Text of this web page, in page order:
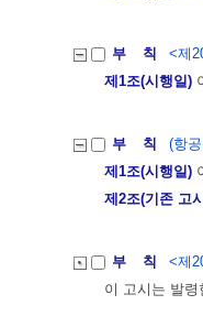
부 칙
<제
제1조(시행일)
부 칙
(항
제1조(시행일)
제2조(기존 고
부 칙
<제
이 고시는 발